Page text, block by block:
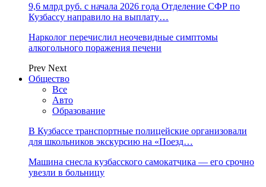
9,6 млрд руб. с начала 2026 года Отделение СФР по
Кузбассу направило на выплату…
Нарколог перечислил неочевидные симптомы
алкогольного поражения печени
Prev Next
Общество
Все
Авто
Образование
В Кузбассе транспортные полицейские организовали
для школьников экскурсию на «Поезд…
Машина снесла кузбасского самокатчика — его срочно
увезли в больницу